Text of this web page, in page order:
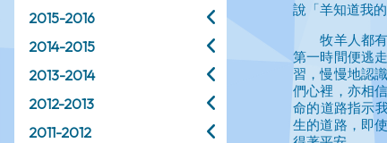
2015-2016
2014-2015
2013-2014
2012-2013
2011-2012